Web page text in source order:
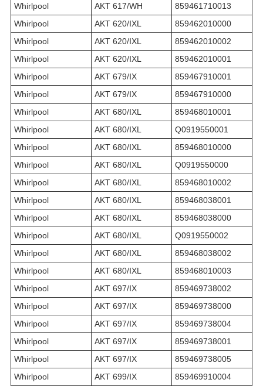
Whirlpool
AKT 617/WH
859461710013
Whirlpool
AKT 620/IXL
859462010000
Whirlpool
AKT 620/IXL
859462010002
Whirlpool
AKT 620/IXL
859462010001
Whirlpool
AKT 679/IX
859467910001
Whirlpool
AKT 679/IX
859467910000
Whirlpool
AKT 680/IXL
859468010001
Whirlpool
AKT 680/IXL
Q0919550001
Whirlpool
AKT 680/IXL
859468010000
Whirlpool
AKT 680/IXL
Q0919550000
Whirlpool
AKT 680/IXL
859468010002
Whirlpool
AKT 680/IXL
859468038001
Whirlpool
AKT 680/IXL
859468038000
Whirlpool
AKT 680/IXL
Q0919550002
Whirlpool
AKT 680/IXL
859468038002
Whirlpool
AKT 680/IXL
859468010003
Whirlpool
AKT 697/IX
859469738002
Whirlpool
AKT 697/IX
859469738000
Whirlpool
AKT 697/IX
859469738004
Whirlpool
AKT 697/IX
859469738001
Whirlpool
AKT 697/IX
859469738005
Whirlpool
AKT 699/IX 859469910004